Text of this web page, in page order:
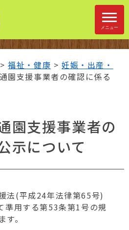
メニュー
>福祉・健康 >妊娠・出産・
園支援事業者の確認に係る
園支援事業者の
示について
法(平成24年法律第65号)
準用する第53条第1号の規
。